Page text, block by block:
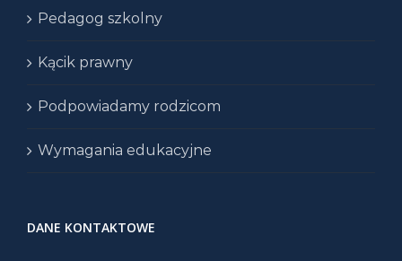
Pedagog szkolny
Kącik prawny
Podpowiadamy rodzicom
Wymagania edukacyjne
DANE KONTAKTOWE